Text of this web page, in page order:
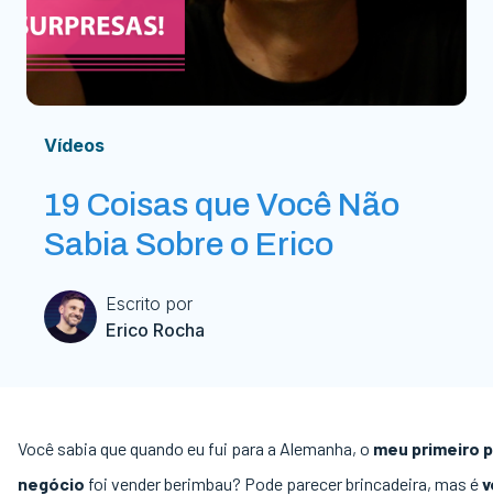
Vídeos
19 Coisas que Você Não
Sabia Sobre o Erico
Escrito por
Erico Rocha
Você sabia que quando eu fui para a Alemanha, o meu primeiro
negócio foi vender berimbau? Pode parecer brincadeira, mas é